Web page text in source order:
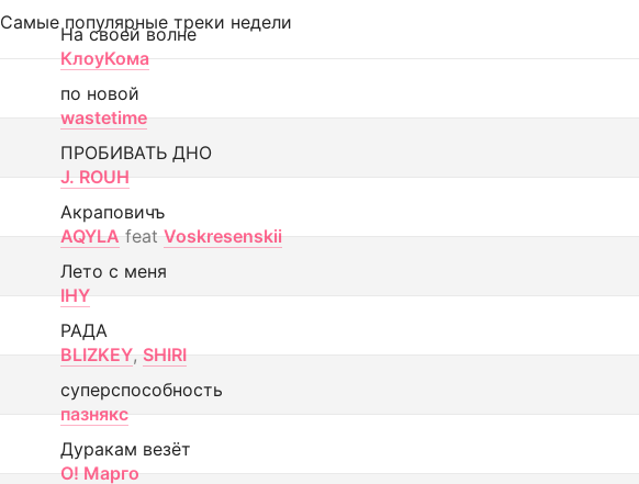
Самые популярные треки недели
На своей волне
КлоуКома
по новой
wastetime
ПРОБИВАТЬ ДНО
J. ROUH
Акраповичъ
AQYLA feat Voskresenskii
Лето с меня
IHY
РАДА
BLIZKEY, SHIRI
суперспособность
пазнякс
Дуракам везёт
О! Марго